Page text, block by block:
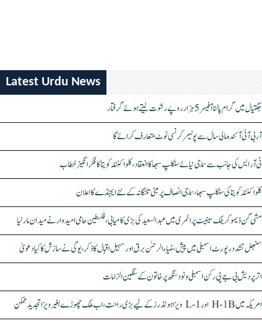
Latest Urdu News
جگتیال میں گرام پالنا آفیسر 5 ہزار روپے رشوت لیتے ہوئے گرفتار
آر بی آئی آئندہ مالی سال سے پولیمر کرنسی نوٹ متعارف کرائے گا
ٹی آر ایس کی جانب سے سماجی نیائے سنکلپ سبھا کا انعقاد، کلواکنٹلہ کویتا کا فکر انگیز خطاب
کلواکنٹلہ کویتا کی سنکلپ سبھا، سماجی انصاف پر مبنی تلنگانہ کے نئے ایجنڈے کا اعلان
مشی گن ڈیموکریٹک سینیٹ پرائمری میں عبدالسعید کی بڑی کامیابی، فلسطین حامی امیدوار نے میدان مار لیا
سنبھل تشدد رپورٹ اسمبلی میں پیش، ضیاء الرحمٰن برق اور سہیل اقبال کا ذکر، یوگی نے سازش کا کیا دعویٰ
اتر پردیش بی جے پی رکن اسمبلی ونود سنگھ پر خاتون کے سنگین الزامات
امریکہ میں H-1B اور L-1 ویزا ہولڈرز کے لیے بڑی راحت، اب ملک چھوڑے بغیر ویزا تجدید ممکن